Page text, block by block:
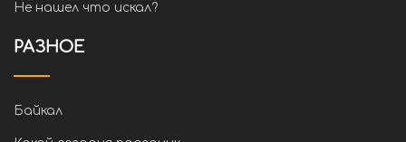
Не нашел что искал?
РАЗНОЕ
Байкал